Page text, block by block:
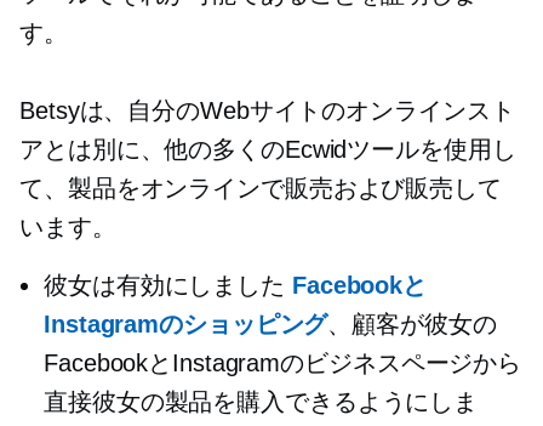
す。
Betsyは、自分のWebサイトのオンラインスト
アとは別に、他の多くのEcwidツールを使用し
て、製品をオンラインで販売および販売して
います。
彼女は有効にしました Facebookと
Instagramのショッピング、顧客が彼女の
FacebookとInstagramのビジネスページから
直接彼女の製品を購入できるようにしま